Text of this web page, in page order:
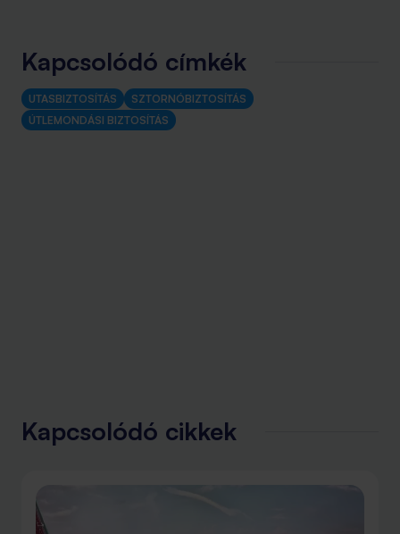
Kapcsolódó címkék
UTASBIZTOSÍTÁS
SZTORNÓBIZTOSÍTÁS
ÚTLEMONDÁSI BIZTOSÍTÁS
Kapcsolódó cikkek